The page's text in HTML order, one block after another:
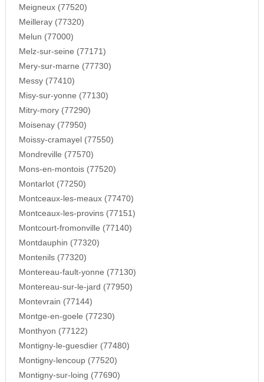
Meigneux (77520)
Meilleray (77320)
Melun (77000)
Melz-sur-seine (77171)
Mery-sur-marne (77730)
Messy (77410)
Misy-sur-yonne (77130)
Mitry-mory (77290)
Moisenay (77950)
Moissy-cramayel (77550)
Mondreville (77570)
Mons-en-montois (77520)
Montarlot (77250)
Montceaux-les-meaux (77470)
Montceaux-les-provins (77151)
Montcourt-fromonville (77140)
Montdauphin (77320)
Montenils (77320)
Montereau-fault-yonne (77130)
Montereau-sur-le-jard (77950)
Montevrain (77144)
Montge-en-goele (77230)
Monthyon (77122)
Montigny-le-guesdier (77480)
Montigny-lencoup (77520)
Montigny-sur-loing (77690)